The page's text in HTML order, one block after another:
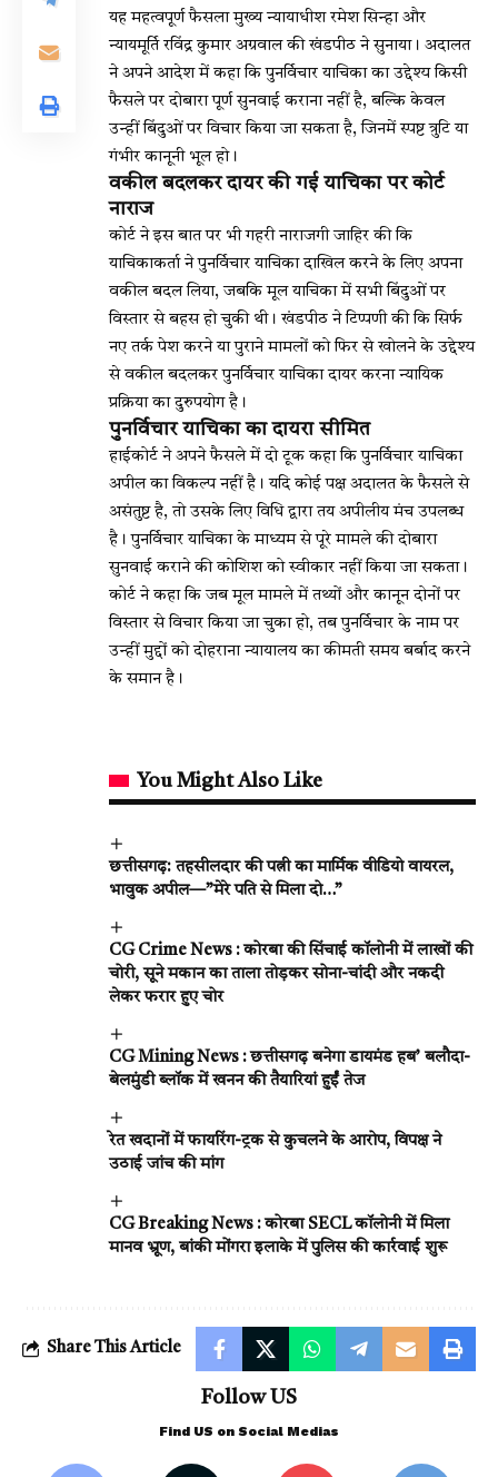
यह महत्वपूर्ण फैसला मुख्य न्यायाधीश रमेश सिन्हा और
न्यायमूर्ति रविंद्र कुमार अग्रवाल की खंडपीठ ने सुनाया। अदालत
ने अपने आदेश में कहा कि पुनर्विचार याचिका का उद्देश्य किसी
फैसले पर दोबारा पूर्ण सुनवाई कराना नहीं है, बल्कि केवल
उन्हीं बिंदुओं पर विचार किया जा सकता है, जिनमें स्पष्ट त्रुटि या
गंभीर कानूनी भूल हो।
वकील बदलकर दायर की गई याचिका पर कोर्ट
नाराज
कोर्ट ने इस बात पर भी गहरी नाराजगी जाहिर की कि
याचिकाकर्ता ने पुनर्विचार याचिका दाखिल करने के लिए अपना
वकील बदल लिया, जबकि मूल याचिका में सभी बिंदुओं पर
विस्तार से बहस हो चुकी थी। खंडपीठ ने टिप्पणी की कि सिर्फ
नए तर्क पेश करने या पुराने मामलों को फिर से खोलने के उद्देश्य
से वकील बदलकर पुनर्विचार याचिका दायर करना न्यायिक
प्रक्रिया का दुरुपयोग है।
पुनर्विचार याचिका का दायरा सीमित
हाईकोर्ट ने अपने फैसले में दो टूक कहा कि पुनर्विचार याचिका
अपील का विकल्प नहीं है। यदि कोई पक्ष अदालत के फैसले से
असंतुष्ट है, तो उसके लिए विधि द्वारा तय अपीलीय मंच उपलब्ध
है। पुनर्विचार याचिका के माध्यम से पूरे मामले की दोबारा
सुनवाई कराने की कोशिश को स्वीकार नहीं किया जा सकता।
कोर्ट ने कहा कि जब मूल मामले में तथ्यों और कानून दोनों पर
विस्तार से विचार किया जा चुका हो, तब पुनर्विचार के नाम पर
उन्हीं मुद्दों को दोहराना न्यायालय का कीमती समय बर्बाद करने
के समान है।
You Might Also Like
छत्तीसगढ़: तहसीलदार की पत्नी का मार्मिक वीडियो वायरल,
भावुक अपील—”मेरे पति से मिला दो…”
CG Crime News : कोरबा की सिंचाई कॉलोनी में लाखों की
चोरी, सूने मकान का ताला तोड़कर सोना-चांदी और नकदी
लेकर फरार हुए चोर
CG Mining News : छत्तीसगढ़ बनेगा डायमंड हब’ बलौदा-
बेलमुंडी ब्लॉक में खनन की तैयारियां हुईं तेज
रेत खदानों में फायरिंग-ट्रक से कुचलने के आरोप, विपक्ष ने
उठाई जांच की मांग
CG Breaking News : कोरबा SECL कॉलोनी में मिला
मानव भ्रूण, बांकी मोंगरा इलाके में पुलिस की कार्रवाई शुरू
Share This Article
Follow US
Find US on Social Medias